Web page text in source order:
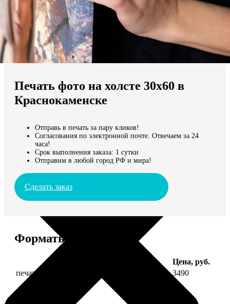
Мы доставляем по всему миру
Продолжить без города
Печать фото на холсте 30х60 в
Краснокаменске
Отправь в печать за пару кликов!
Согласования по электронной почте. Отвечаем за 24
часа!
Срок выполнения заказа: 1 сутки
Отправим в любой город РФ и мира!
Сделать заказ
Форматы и цены
Цена, руб.
печать фото на холсте 30х60 на подрамнике 3490